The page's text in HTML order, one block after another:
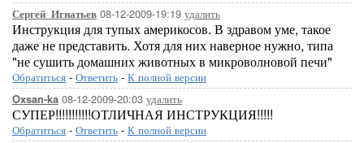
Сергей_Игнатьев 08-12-2009-19:19 удалить
Инструкция для тупых америкосов. В здравом уме, такое
даже не представить. Хотя для них наверное нужно, типа
"не сушить домашних животных в микроволновой печи"
Обратиться - Ответить - К полной версии
Oxsan-ka 08-12-2009-20:03 удалить
СУПЕР!!!!!!!!!!!ОТЛИЧНАЯ ИНСТРУКЦИЯ!!!!!
Обратиться - Ответить - К полной версии